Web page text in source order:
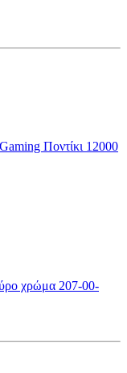
Ποντίκι 12000
χρώμα 207-00-